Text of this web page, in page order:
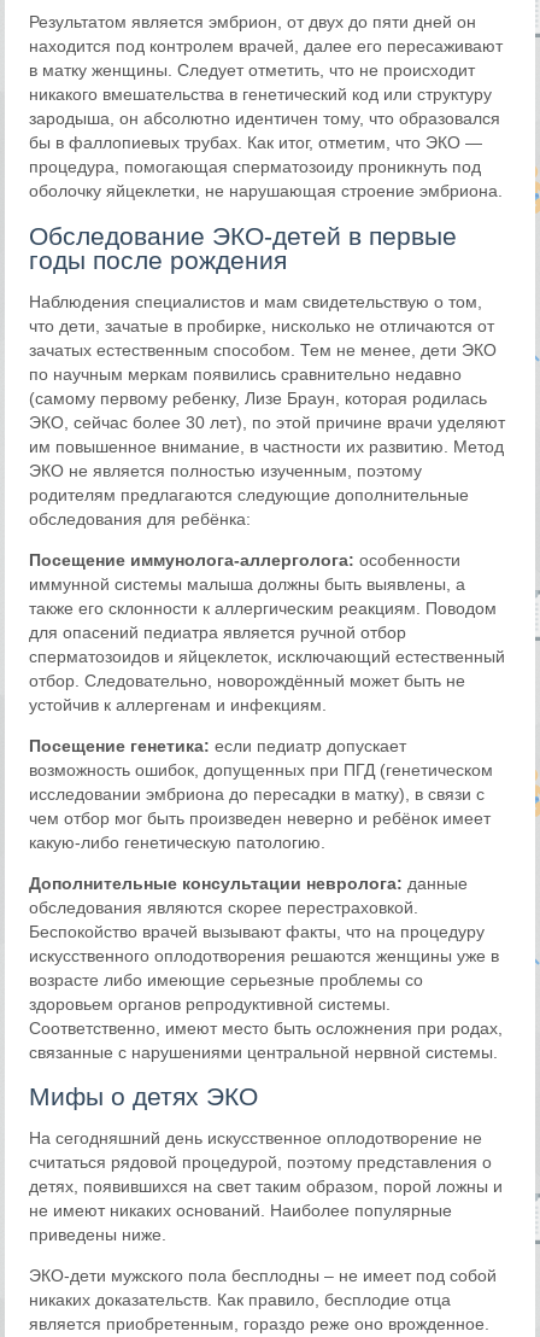
Результатом является эмбрион, от двух до пяти дней он
находится под контролем врачей, далее его пересаживают
в матку женщины. Следует отметить, что не происходит
никакого вмешательства в генетический код или структуру
зародыша, он абсолютно идентичен тому, что образовался
бы в фаллопиевых трубах. Как итог, отметим, что ЭКО —
процедура, помогающая сперматозоиду проникнуть под
оболочку яйцеклетки, не нарушающая строение эмбриона.
Обследование ЭКО-детей в первые
годы после рождения
Наблюдения специалистов и мам свидетельствую о том,
что дети, зачатые в пробирке, нисколько не отличаются от
зачатых естественным способом. Тем не менее, дети ЭКО
по научным меркам появились сравнительно недавно
(самому первому ребенку, Лизе Браун, которая родилась
ЭКО, сейчас более 30 лет), по этой причине врачи уделяют
им повышенное внимание, в частности их развитию. Метод
ЭКО не является полностью изученным, поэтому
родителям предлагаются следующие дополнительные
обследования для ребёнка:
Посещение иммунолога-аллерголога: особенности
иммунной системы малыша должны быть выявлены, а
также его склонности к аллергическим реакциям. Поводом
для опасений педиатра является ручной отбор
сперматозоидов и яйцеклеток, исключающий естественный
отбор. Следовательно, новорождённый может быть не
устойчив к аллергенам и инфекциям.
Посещение генетика: если педиатр допускает
возможность ошибок, допущенных при ПГД (генетическом
исследовании эмбриона до пересадки в матку), в связи с
чем отбор мог быть произведен неверно и ребёнок имеет
какую-либо генетическую патологию.
Дополнительные консультации невролога: данные
обследования являются скорее перестраховкой.
Беспокойство врачей вызывают факты, что на процедуру
искусственного оплодотворения решаются женщины уже в
возрасте либо имеющие серьезные проблемы со
здоровьем органов репродуктивной системы.
Соответственно, имеют место быть осложнения при родах,
связанные с нарушениями центральной нервной системы.
Мифы о детях ЭКО
На сегодняшний день искусственное оплодотворение не
считаться рядовой процедурой, поэтому представления о
детях, появившихся на свет таким образом, порой ложны и
не имеют никаких оснований. Наиболее популярные
приведены ниже.
ЭКО-дети мужского пола бесплодны – не имеет под собой
никаких доказательств. Как правило, бесплодие отца
является приобретенным, гораздо реже оно врожденное.